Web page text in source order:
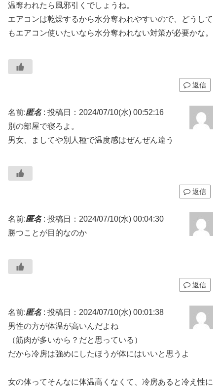
温奪われたら風邪引くでしょうね。
エアコンは乾燥するから水分奪われやすいので、どうして
もエアコン使いたいなら水分奪われない対策が必要かな。
返信
名前:匿名: 投稿日：2024/07/10(水) 00:52:16
別の部屋で寝ろよ。
男女、ましてや別人種で温度感はぜんぜん違う
返信
名前:匿名: 投稿日：2024/07/10(水) 00:04:30
勝つことが目的なのか
返信
名前:匿名: 投稿日：2024/07/10(水) 00:01:38
男性の方が体温が高いんだよね
（筋肉が多いから？だと思っている）
だから冷房は強めにしたほうが体にはいいと思うよ
女の体ってそんなに体温高くなくて、冷房あると冷え性に